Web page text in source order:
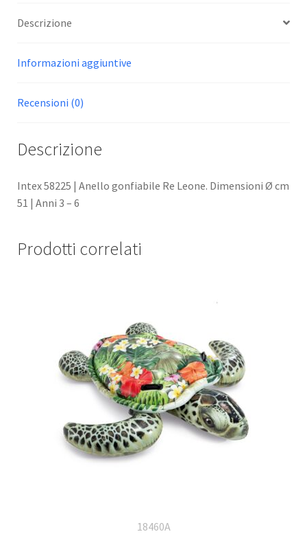
Descrizione
Informazioni aggiuntive
Recensioni (0)
Descrizione
Intex 58225 | Anello gonfiabile Re Leone. Dimensioni Ø cm
51 | Anni 3 – 6
Prodotti correlati
18460A